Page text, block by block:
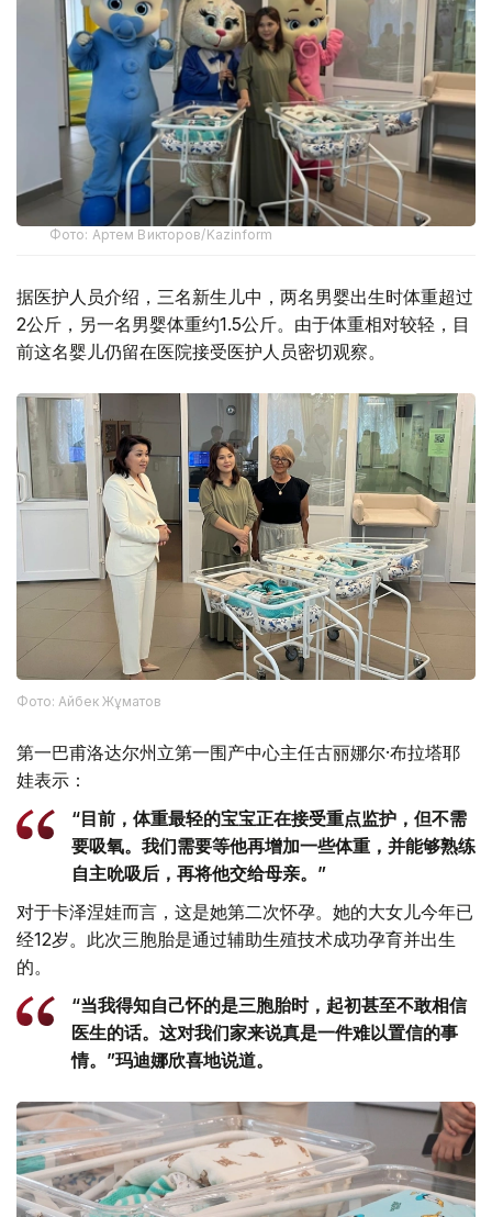
Фото: Артем Викторов/Kazinform
据医护人员介绍，三名新生儿中，两名男婴出生时体重超过
2公斤，另一名男婴体重约1.5公斤。由于体重相对较轻，目
前这名婴儿仍留在医院接受医护人员密切观察。
Фото: Айбек Жұматов
第一巴甫洛达尔州立第一围产中心主任古丽娜尔·布拉塔耶
娃表示：
“目前，体重最轻的宝宝正在接受重点监护，但不需
要吸氧。我们需要等他再增加一些体重，并能够熟练
自主吮吸后，再将他交给母亲。”
对于卡泽涅娃而言，这是她第二次怀孕。她的大女儿今年已
经12岁。此次三胞胎是通过辅助生殖技术成功孕育并出生
的。
“当我得知自己怀的是三胞胎时，起初甚至不敢相信
医生的话。这对我们家来说真是一件难以置信的事
情。”玛迪娜欣喜地说道。